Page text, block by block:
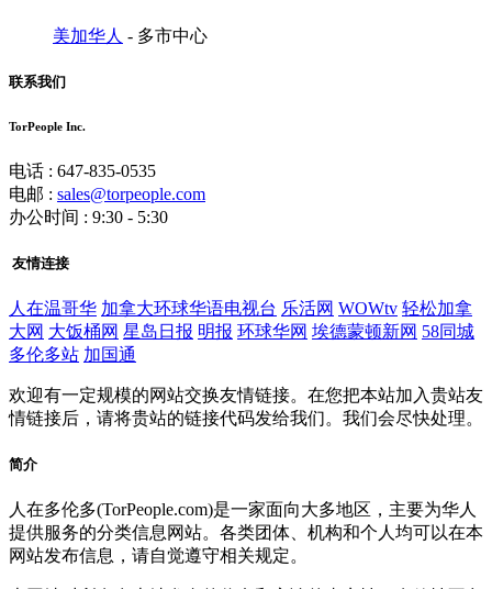
美加华人 - 多市中心
联系我们
TorPeople Inc.
电话 : 647-835-0535
电邮 : sales@torpeople.com
办公时间 : 9:30 - 5:30
友情连接
人在温哥华 加拿大环球华语电视台 乐活网 WOWtv 轻松加拿
大网 大饭桶网 星岛日报 明报 环球华网 埃德蒙顿新网 58同城
多伦多站 加国通
欢迎有一定规模的网站交换友情链接。在您把本站加入贵站友
情链接后，请将贵站的链接代码发给我们。我们会尽快处理。
简介
人在多伦多(TorPeople.com)是一家面向大多地区，主要为华人
提供服务的分类信息网站。各类团体、机构和个人均可以在本
网站发布信息，请自觉遵守相关规定。